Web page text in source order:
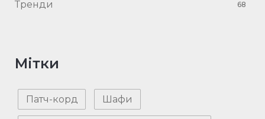
Тренди 68
Мітки
Патч-корд Шафи